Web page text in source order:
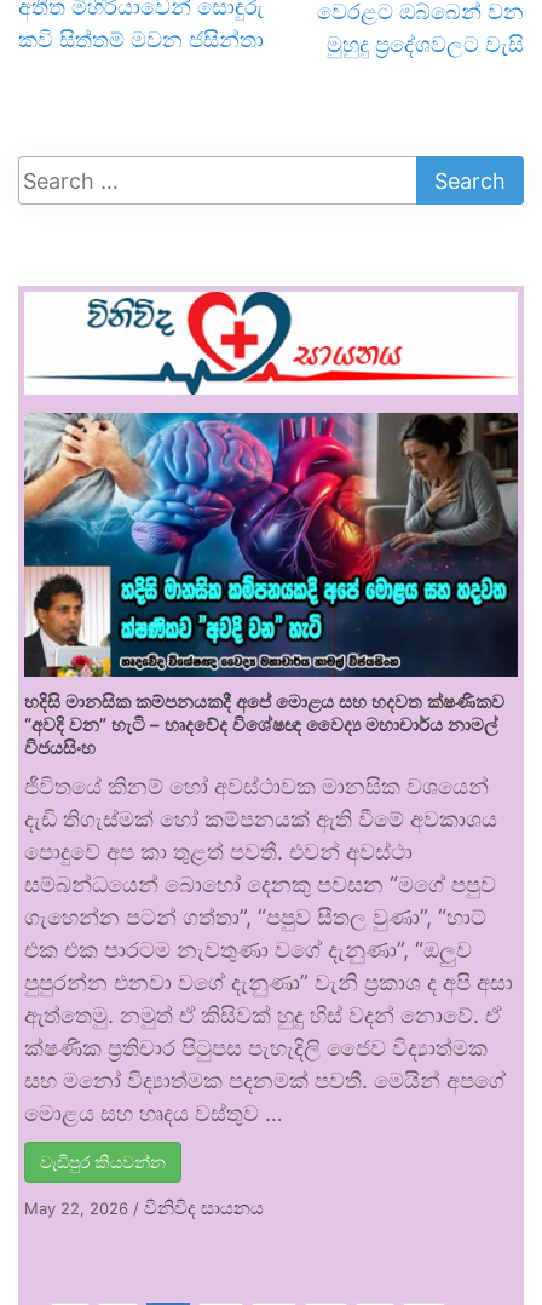
අතීත මිහිරියාවෙන් සොඳුරු
කවි සිත්තම් මවන ජසින්තා
වෙරළට ඔබ්බෙන් වන
මුහුදු ප්‍රදේශවලට වැසි
හදිසි මානසික කම්පනයකදී අපේ මොළය සහ හදවත ක්ෂණිකව
“අවදි වන” හැටි – හෘදවේද විශේෂඥ වෛද්‍ය මහාචාර්ය නාමල්
විජයසිංහ
ජීවිතයේ කිනම් හෝ අවස්ථාවක මානසික වශයෙන්
දැඩි තිගැස්මක් හෝ කම්පනයක් ඇති වීමේ අවකාශය
පොදුවේ අප කා තුළත් පවතී. එවන් අවස්ථා
සම්බන්ධයෙන් බොහෝ දෙනකු පවසන “මගේ පපුව
ගැහෙන්න පටන් ගත්තා”, “පපුව සීතල වුණා”, “හාට්
එක එක පාරටම නැවතුණා වගේ දැනුණා”, “ඔලුව
පුපුරන්න එනවා වගේ දැනුණා” වැනි ප්‍රකාශ ද අපි අසා
ඇත්තෙමු. නමුත් ඒ කිසිවක් හුදු හිස් වදන් නොවේ. ඒ
ක්ෂණික ප්‍රතිචාර පිටුපස පැහැදිලි ජෛව විද්‍යාත්මක
සහ මනෝ විද්‍යාත්මක පදනමක් පවතී. මෙයින් අපගේ
මොළය සහ හෘදය වස්තුව …
වැඩිපුර කියවන්න
May 22, 2026 / විනිවිද සායනය